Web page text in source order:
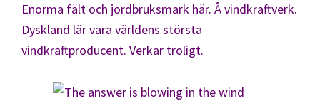
Enorma fält och jordbruksmark här. Å vindkraftverk.
Dyskland lär vara världens största
vindkraftproducent. Verkar troligt.